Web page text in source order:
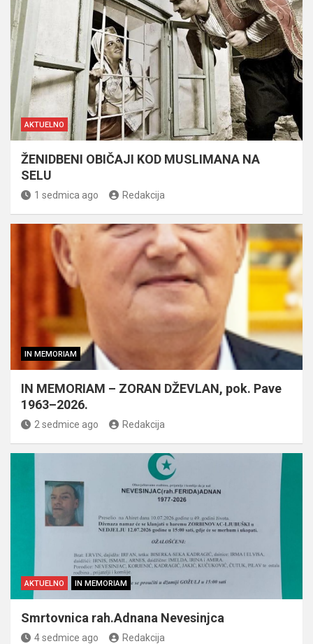
AKTUELNO
ŽENIDBENI OBIČAJI KOD MUSLIMANA NA
SELU
1 sedmica ago Redakcija
IN MEMORIAM
IN MEMORIAM – ZORAN DŽEVLAN, pok. Pave
1963–2026.
2 sedmice ago Redakcija
AKTUELNO IN MEMORIAM
Smrtovnica rah.Adnana Nevesinjca
4 sedmice ago Redakcija